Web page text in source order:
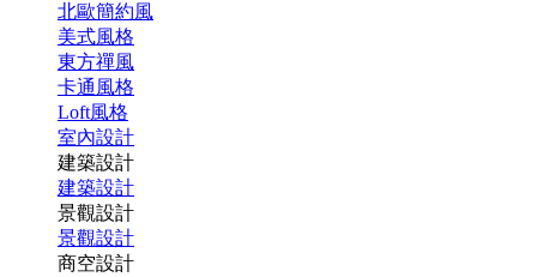
北歐簡約風
美式風格
東方禪風
卡通風格
Loft風格
室內設計
建築設計
建築設計
景觀設計
景觀設計
商空設計